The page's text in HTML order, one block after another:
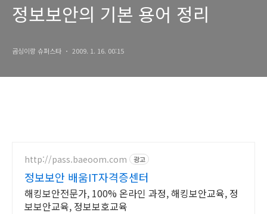
정보보안의 기본 용어 정리
곰싱이랑 슈퍼스타 2009. 1. 16. 00:15
http://pass.baeoom.com 광고
정보보안 배움IT자격증센터
해킹보안전문가, 100% 온라인 과정, 해킹보안교육, 정
보보안교육, 정보보호교육